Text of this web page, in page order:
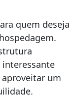
quem deseja
um